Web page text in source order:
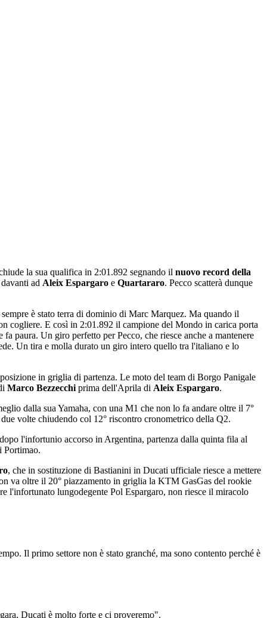
la sua qualifica in 2:01.892 segnando il nuovo record della
davanti ad Aleix Espargaro e Quartararo. Pecco scatterà dunque
è stato terra di dominio di Marc Marquez. Ma quando il
cogliere. E così in 2:01.892 il campione del Mondo in carica porta
paura. Un giro perfetto per Pecco, che riesce anche a mantenere
Un tira e molla durato un giro intero quello tra l'italiano e lo
in griglia di partenza. Le moto del team di Borgo Panigale
Marco Bezzecchi prima dell'Aprila di Aleix Espargaro.
dalla sua Yamaha, con una M1 che non lo fa andare oltre il 7°
volte chiudendo col 12° riscontro cronometrico della Q2.
l'infortunio accorso in Argentina, partenza dalla quinta fila al
Portimao.
, che in sostituzione di Bastianini in Ducati ufficiale riesce a mettere
va oltre il 20° piazzamento in griglia la KTM GasGas del rookie
l'infortunato lungodegente Pol Espargaro, non riesce il miracolo
Il primo settore non è stato granché, ma sono contento perché è
Ducati è molto forte e ci proveremo".